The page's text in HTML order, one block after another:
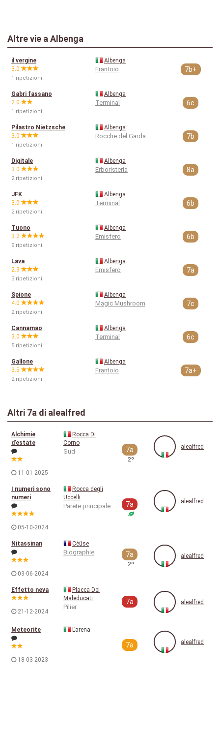
Altre vie a Albenga
il vergine
3.0
1 ripetizioni
Albenga
Frantoio 7b+
Gabri fassano
2.0
1 ripetizioni
Albenga
Terminal 6c
Pilastro Nietzsche
3.0
1 ripetizioni
Albenga
Rocche del Garda 7b
Digitale
3.0
2 ripetizioni
Albenga
Erboristeria 8a
JFK
3.0
2 ripetizioni
Albenga
Terminal 6b
Tuono
3.2
9 ripetizioni
Albenga
Emisfero 6b
Lava
2.3
3 ripetizioni
Albenga
Emisfero 7a
Spione
4.0
2 ripetizioni
Albenga
Magic Mushroom 7c
Cannamao
3.0
5 ripetizioni
Albenga
Terminal 6c
Gallone
3.5
2 ripetizioni
Albenga
Frantoio 7a+
Altri 7a di alealfred
Alchimie
d’estate
11-01-2025
Rocca Di
Corno
Sud 7a
2º
alealfred
I numeri sono
numeri
05-10-2024
Rocca degli
Uccelli
Parete principale 7a alealfred
Nitassinan
03-06-2024
Cèüse
Biographie 7a
2º
alealfred
Effetto neva
21-12-2024
Placca Dei
Maleducati
Pilier
7a alealfred
Meteorite
18-03-2023
L’arena
7a alealfred